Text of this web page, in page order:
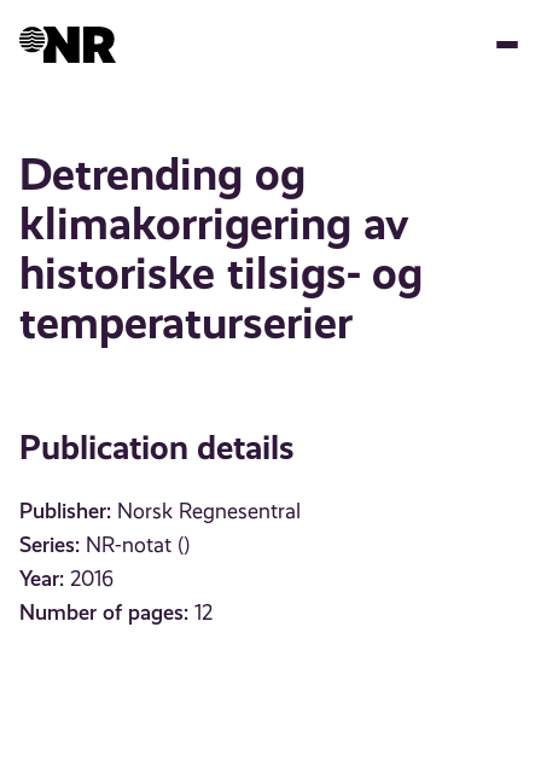
Detrending og
klimakorrigering av
historiske tilsigs- og
temperaturserier
Publication details
Publisher: Norsk Regnesentral
Series: NR-notat ()
Year: 2016
Number of pages: 12